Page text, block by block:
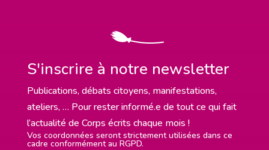
S'inscrire à notre newsletter
Publications, débats citoyens, manifestations,
ateliers, … Pour rester informé.e de tout ce qui fait
l’actualité de Corps écrits chaque mois !
Vos coordonnées seront strictement utilisées dans ce
cadre conformément au RGPD.